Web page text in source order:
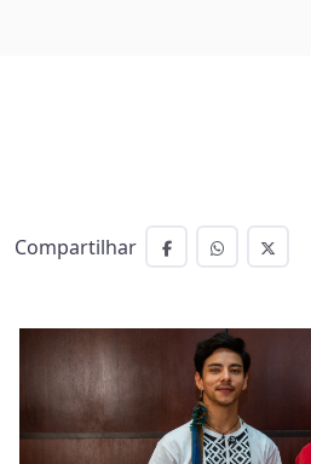
Compartilhar